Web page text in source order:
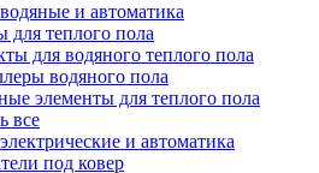
и автоматика
для теплого пола
для водяного теплого пола
водяного пола
элементы для теплого пола
все
и автоматика
под ковер